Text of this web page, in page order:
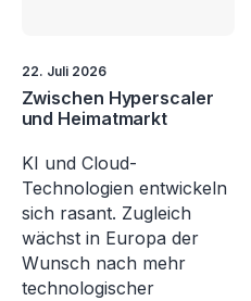
22. Juli 2026
Zwischen Hyperscaler
und Heimatmarkt
KI und Cloud-
Technologien entwickeln
sich rasant. Zugleich
wächst in Europa der
Wunsch nach mehr
technologischer